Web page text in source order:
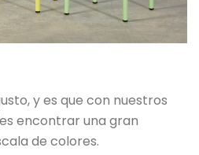
y es que con nuestros
encontrar una gran
de colores.